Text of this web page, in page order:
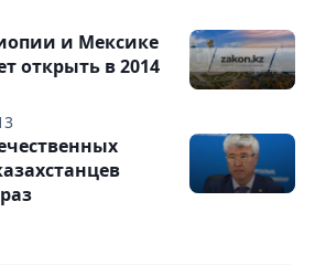
и Мексике
открыть в 2014